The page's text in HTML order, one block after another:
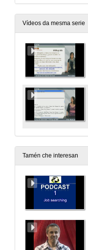
Vídeos da mesma serie
Tamén che interesan